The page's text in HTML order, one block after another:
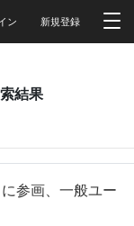
ン 新規登録
結果
参画、一般ユー